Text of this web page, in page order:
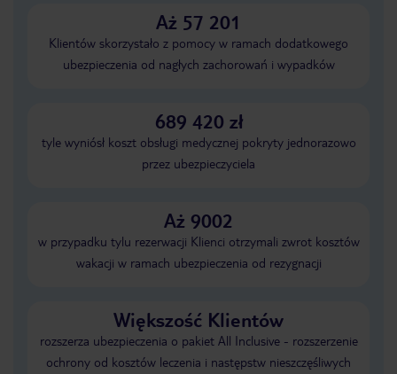
Aż 57 201
Klientów skorzystało z pomocy w ramach dodatkowego
ubezpieczenia od nagłych zachorowań i wypadków
689 420 zł
tyle wyniósł koszt obsługi medycznej pokryty jednorazowo
przez ubezpieczyciela
Aż 9002
w przypadku tylu rezerwacji Klienci otrzymali zwrot kosztów
wakacji w ramach ubezpieczenia od rezygnacji
Większość Klientów
rozszerza ubezpieczenia o pakiet All Inclusive - rozszerzenie
ochrony od kosztów leczenia i następstw nieszczęśliwych